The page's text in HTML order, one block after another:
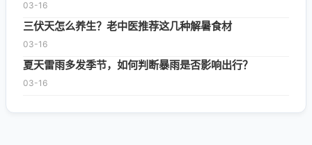
03-16
三伏天怎么养生？老中医推荐这几种解暑食材
03-16
夏天雷雨多发季节，如何判断暴雨是否影响出行？
03-16